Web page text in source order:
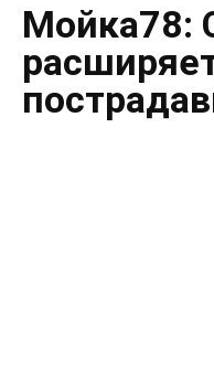
Мойка78: